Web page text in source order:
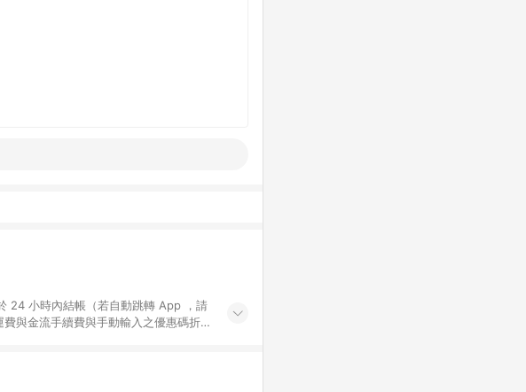
24 小時內結帳（若自動跳轉 App ，請
與金流手續費與手動輸入之優惠碼折
贈點資格。 7. 點數將於出貨後 45 天